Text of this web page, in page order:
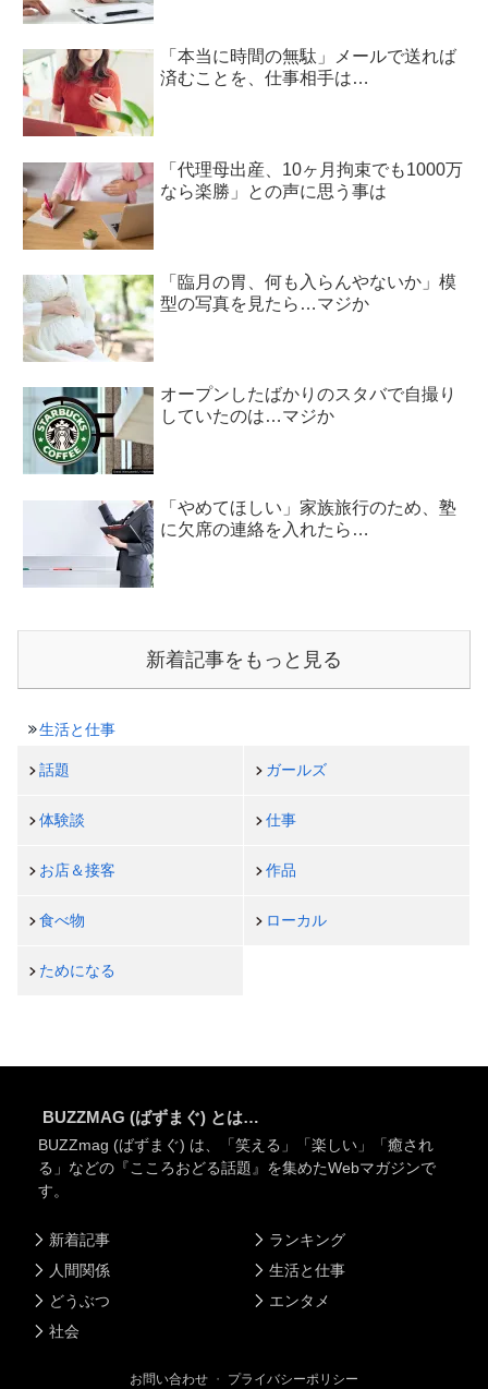
「本当に時間の無駄」メールで送れば
済むことを、仕事相手は…
「代理母出産、10ヶ月拘束でも1000万
なら楽勝」との声に思う事は
「臨月の胃、何も入らんやないか」模
型の写真を見たら…マジか
オープンしたばかりのスタバで自撮り
していたのは…マジか
「やめてほしい」家族旅行のため、塾
に欠席の連絡を入れたら…
新着記事をもっと見る
生活と仕事
話題 ガールズ
体験談 仕事
お店＆接客 作品
食べ物 ローカル
ためになる
BUZZMAG (ばずまぐ) とは…
BUZZmag (ばずまぐ) は、「笑える」「楽しい」「癒され
る」などの『こころおどる話題』を集めたWebマガジンで
す。
新着記事
人間関係
どうぶつ
社会
ランキング
生活と仕事
エンタメ
お問い合わせ ・ プライバシーポリシー